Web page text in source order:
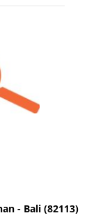
- Bali (82113)